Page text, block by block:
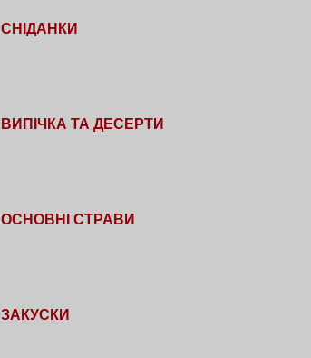
СНІДАНКИ
ВИПІЧКА ТА ДЕСЕРТИ
ОСНОВНІ СТРАВИ
ЗАКУСКИ